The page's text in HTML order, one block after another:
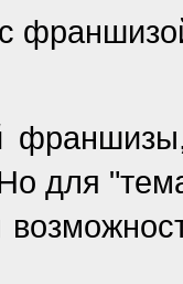
для